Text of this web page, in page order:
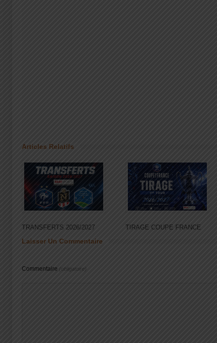
Articles Relatifs
TRANSFERTS 2026/2027 TIRAGE COUPE FRANCE
Laisser Un Commentaire
Commentaire (obligatoire)